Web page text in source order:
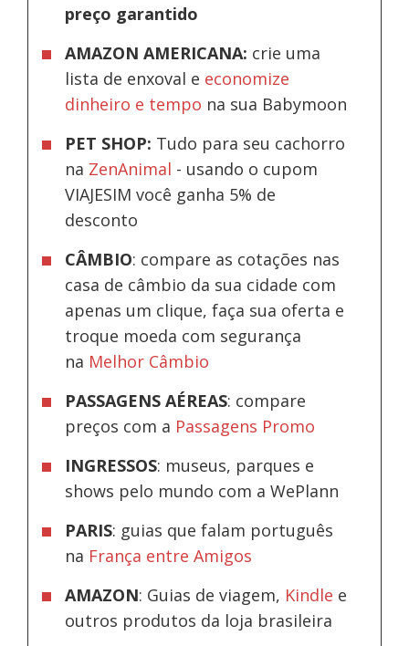
preço garantido
AMAZON AMERICANA: crie uma
lista de enxoval e economize
dinheiro e tempo na sua Babymoon
PET SHOP: Tudo para seu cachorro
na ZenAnimal - usando o cupom
VIAJESIM você ganha 5% de
desconto
CÂMBIO: compare as cotações nas
casa de câmbio da sua cidade com
apenas um clique, faça sua oferta e
troque moeda com segurança
na Melhor Câmbio
PASSAGENS AÉREAS: compare
preços com a Passagens Promo
INGRESSOS: museus, parques e
shows pelo mundo com a WePlann
PARIS: guias que falam português
na França entre Amigos
AMAZON: Guias de viagem, Kindle e
outros produtos da loja brasileira